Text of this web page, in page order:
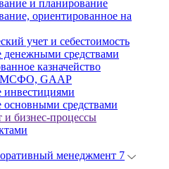
и планирование
ориентированное на
учет и себестоимость
денежными средствами
казначейство
МСФО, GAAP
инвестициями
основными средствами
и бизнес-процессы
менеджмент 7